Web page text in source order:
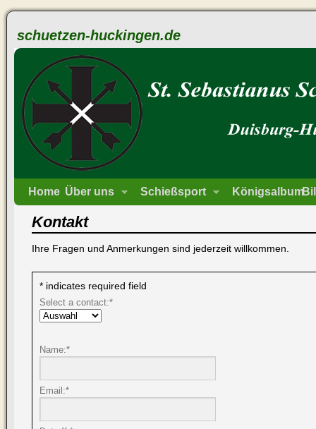
schuetzen-huckingen.de
Home Über uns Schießsport Königsalbum
Kontakt
Ihre Fragen und Anmerkungen sind jederzeit willkommen.
* indicates required field
Select a contact:*
Name:*
Email:*